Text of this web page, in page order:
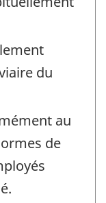
du
au
de